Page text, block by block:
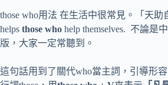
those who用法 在生活中很常見。「天助
helps those who help themselves. 不論是
版，大家一定常聽到。
這句話用到了關代who當主詞，引導形